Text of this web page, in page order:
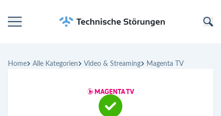
Kategorien
Home Alle Kategorien Video & Streaming Magenta TV